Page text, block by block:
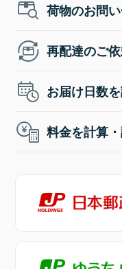
荷物のお問
再配達のご
お届け日数
料金を計算